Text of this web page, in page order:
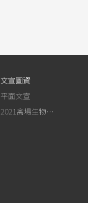
文宣圖資
平面文宣
2021禽場生物安全手冊